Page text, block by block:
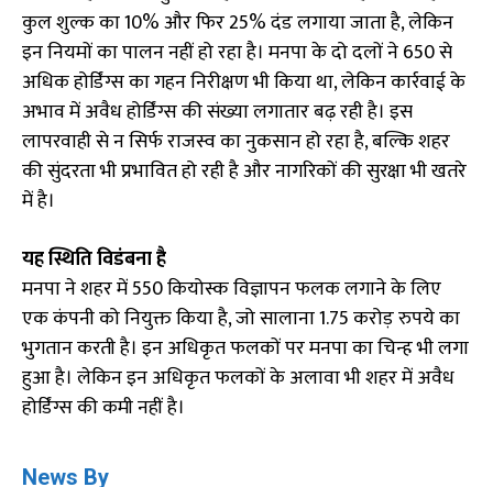
कुल शुल्क का 10% और फिर 25% दंड लगाया जाता है, लेकिन
इन नियमों का पालन नहीं हो रहा है। मनपा के दो दलों ने 650 से
अधिक होर्डिंग्स का गहन निरीक्षण भी किया था, लेकिन कार्रवाई के
अभाव में अवैध होर्डिंग्स की संख्या लगातार बढ़ रही है। इस
लापरवाही से न सिर्फ राजस्व का नुकसान हो रहा है, बल्कि शहर
की सुंदरता भी प्रभावित हो रही है और नागरिकों की सुरक्षा भी खतरे
में है।
यह स्थिति विडंबना है
मनपा ने शहर में 550 कियोस्क विज्ञापन फलक लगाने के लिए
एक कंपनी को नियुक्त किया है, जो सालाना 1.75 करोड़ रुपये का
भुगतान करती है। इन अधिकृत फलकों पर मनपा का चिन्ह भी लगा
हुआ है। लेकिन इन अधिकृत फलकों के अलावा भी शहर में अवैध
होर्डिंग्स की कमी नहीं है।
News By